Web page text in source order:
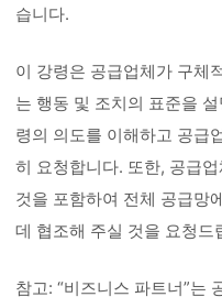
습니다.
이 강령은 공급업체가 구체
는 행동 및 조치의 표준을
령의 의도를 이해하고 공급
히 요청합니다. 또한, 공급
것을 포함하여 전체 공급망
데 협조해 주실 것을 요청드
참고: “비즈니스 파트너”는